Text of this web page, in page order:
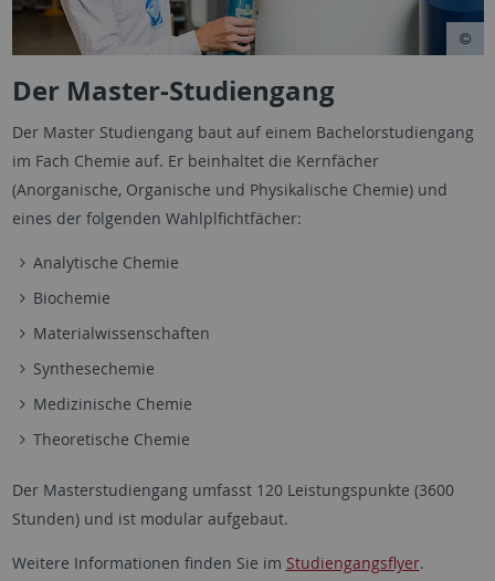
Der Master-Studiengang
Der Master Studiengang baut auf einem Bachelorstudiengang
im Fach Chemie auf. Er beinhaltet die Kernfächer
(Anorganische, Organische und Physikalische Chemie) und
eines der folgenden Wahlplfichtfächer:
Analytische Chemie
Biochemie
Materialwissenschaften
Synthesechemie
Medizinische Chemie
Theoretische Chemie
Der Masterstudiengang umfasst 120 Leistungspunkte (3600
Stunden) und ist modular aufgebaut.
Weitere Informationen finden Sie im Studiengangsflyer.